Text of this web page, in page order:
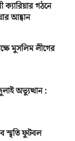
ক্যারিয়ার গঠনে
আহ্বান
মুসলিম লীগের
অভ্যুত্থান :
স্মৃতি ফুটবল